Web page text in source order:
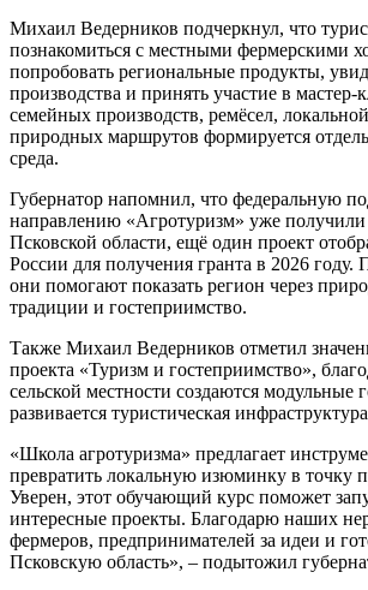
Михаил Ведерников подчеркнул, что
познакомиться с местными фермерскими
попробовать региональные продукты,
производства и принять участие в мастер-
семейных производств, ремёсел,
природных маршрутов формируется
среда.
Губернатор напомнил, что федеральную
направлению «Агротуризм» уже получили
Псковской области, ещё один проект
России для получения гранта в 2026 году.
они помогают показать регион через
традиции и гостеприимство.
Также Михаил Ведерников отметил
проекта «Туризм и гостеприимство»,
сельской местности создаются модульные
развивается туристическая
«Школа агротуризма» предлагает
превратить локальную изюминку в точку
Уверен, этот обучающий курс поможет
интересные проекты. Благодарю наших
фермеров, предпринимателей за идеи и
Псковскую область», – подытожил